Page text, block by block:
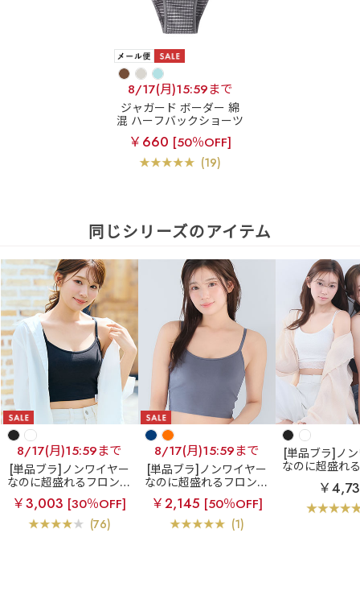
8/17(月)15:59まで
ジャガード ボーダー 綿
混 ハーフバックショーツ
￥660 [50％OFF]
(19)
同じシリーズのアイテム
8/17(月)15:59まで
[単品ブラ]ノンワイヤー
なのに超盛れるフロント
ホックブラ
フロントホ
ック ブラトップ ノンワ
イヤー 超盛ブラ(R) 単品
ブラジャー
￥3,003 [30％OFF]
(76)
8/17(月)15:59まで
[単品ブラ]ノンワイヤー
なのに超盛れるフロント
ホックブラ
フロントホ
ック ブラトップ ノンワ
イヤー 超盛ブラ(R) 単品
ブラジャー
￥2,145 [50％OFF]
(1)
[単品ブラ]ノ
なのに超盛れ
ホックブラ
ントホック
ノンワイヤ
(R) 単品ブ
￥